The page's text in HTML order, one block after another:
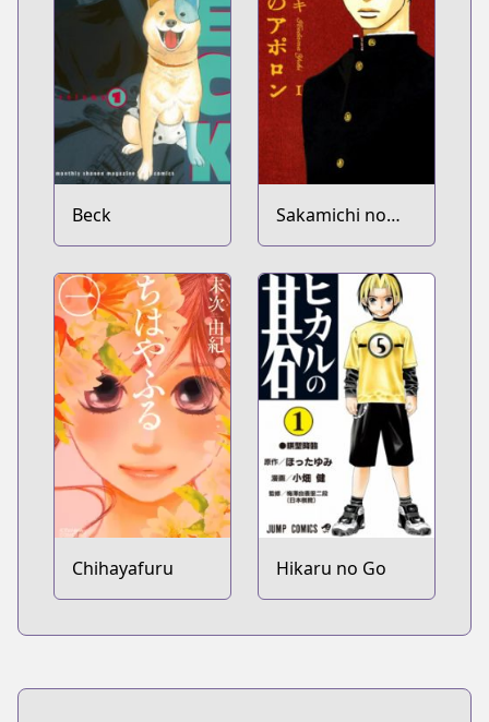
Beck
Sakamichi no
Apollon
Chihayafuru Hikaru no Go